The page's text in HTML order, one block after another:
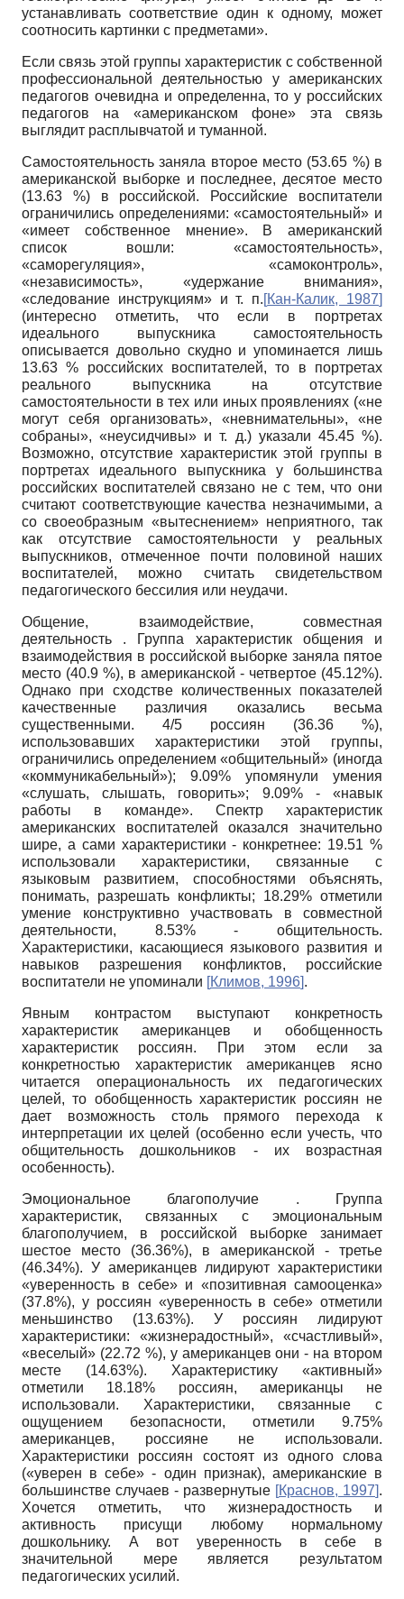
устанавливать соответствие один к одному, может
соотносить картинки с предметами».
Если связь этой группы характеристик с собственной
профессиональной деятельностью у американских
педагогов очевидна и определенна, то у российских
педагогов на «американском фоне» эта связь
выглядит расплывчатой и туманной.
Самостоятельность заняла второе место (53.65 %) в
американской выборке и последнее, десятое место
(13.63 %) в российской. Российские воспитатели
ограничились определениями: «самостоятельный» и
«имеет собственное мнение». В американский
список вошли: «самостоятельность»,
«саморегуляция», «самоконтроль»,
«независимость», «удержание внимания»,
«следование инструкциям» и т. п.[Кан-Калик, 1987]
(интересно отметить, что если в портретах
идеального выпускника самостоятельность
описывается довольно скудно и упоминается лишь
13.63 % российских воспитателей, то в портретах
реального выпускника на отсутствие
самостоятельности в тех или иных проявлениях («не
могут себя организовать», «невнимательны», «не
собраны», «неусидчивы» и т. д.) указали 45.45 %).
Возможно, отсутствие характеристик этой группы в
портретах идеального выпускника у большинства
российских воспитателей связано не с тем, что они
считают соответствующие качества незначимыми, а
со своеобразным «вытеснением» неприятного, так
как отсутствие самостоятельности у реальных
выпускников, отмеченное почти половиной наших
воспитателей, можно считать свидетельством
педагогического бессилия или неудачи.
Общение, взаимодействие, совместная
деятельность . Группа характеристик общения и
взаимодействия в российской выборке заняла пятое
место (40.9 %), в американской - четвертое (45.12%).
Однако при сходстве количественных показателей
качественные различия оказались весьма
существенными. 4/5 россиян (36.36 %),
использовавших характеристики этой группы,
ограничились определением «общительный» (иногда
«коммуникабельный»); 9.09% упомянули умения
«слушать, слышать, говорить»; 9.09% - «навык
работы в команде». Спектр характеристик
американских воспитателей оказался значительно
шире, а сами характеристики - конкретнее: 19.51 %
использовали характеристики, связанные с
языковым развитием, способностями объяснять,
понимать, разрешать конфликты; 18.29% отметили
умение конструктивно участвовать в совместной
деятельности, 8.53% - общительность.
Характеристики, касающиеся языкового развития и
навыков разрешения конфликтов, российские
воспитатели не упоминали [Климов, 1996].
Явным контрастом выступают конкретность
характеристик американцев и обобщенность
характеристик россиян. При этом если за
конкретностью характеристик американцев ясно
читается операциональность их педагогических
целей, то обобщенность характеристик россиян не
дает возможность столь прямого перехода к
интерпретации их целей (особенно если учесть, что
общительность дошкольников - их возрастная
особенность).
Эмоциональное благополучие . Группа
характеристик, связанных с эмоциональным
благополучием, в российской выборке занимает
шестое место (36.36%), в американской - третье
(46.34%). У американцев лидируют характеристики
«уверенность в себе» и «позитивная самооценка»
(37.8%), у россиян «уверенность в себе» отметили
меньшинство (13.63%). У россиян лидируют
характеристики: «жизнерадостный», «счастливый»,
«веселый» (22.72 %), у американцев они - на втором
месте (14.63%). Характеристику «активный»
отметили 18.18% россиян, американцы не
использовали. Характеристики, связанные с
ощущением безопасности, отметили 9.75%
американцев, россияне не использовали.
Характеристики россиян состоят из одного слова
(«уверен в себе» - один признак), американские в
большинстве случаев - развернутые [Краснов, 1997].
Хочется отметить, что жизнерадостность и
активность присущи любому нормальному
дошкольнику. А вот уверенность в себе в
значительной мере является результатом
педагогических усилий.